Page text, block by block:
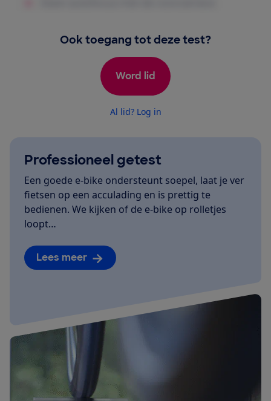
Ook toegang tot deze test?
Word lid
Al lid? Log in
Professioneel getest
Een goede e-bike ondersteunt soepel, laat je ver
fietsen op een acculading en is prettig te
bedienen. We kijken of de e-bike op rolletjes
loopt…
Lees meer